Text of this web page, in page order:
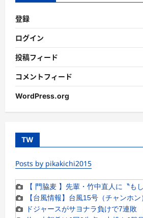
登録
ログイン
投稿フィード
コメントフィード
WordPress.org
TW
Posts by pikakichi2015